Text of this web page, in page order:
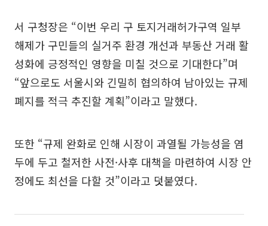
서 구청장은 “이번 우리 구 토지거래허가구역 일부
해제가 구민들의 실거주 환경 개선과 부동산 거래 활
성화에 긍정적인 영향을 미칠 것으로 기대한다”며
“앞으로도 서울시와 긴밀히 협의하여 남아있는 규제
폐지를 적극 추진할 계획”이라고 말했다.
또한 “규제 완화로 인해 시장이 과열될 가능성을 염
두에 두고 철저한 사전·사후 대책을 마련하여 시장 안
정에도 최선을 다할 것”이라고 덧붙였다.